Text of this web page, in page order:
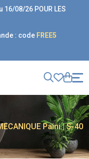
16/08/26 POUR LES
: code FREE5
Paini | S-40